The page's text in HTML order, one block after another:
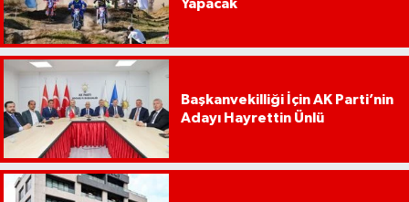
Yapacak
Başkanvekilliği İçin AK Parti’nin
Adayı Hayrettin Ünlü